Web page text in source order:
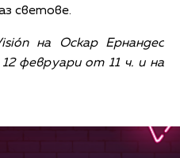
светове.
на Оскар Ернандес
февруари от 11 ч. и на